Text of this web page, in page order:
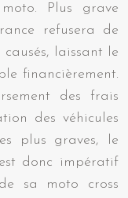
Plus grave
refusera de
laissant le
financièrement.
des frais
des véhicules
plus graves, le
donc impératif
sa moto cross